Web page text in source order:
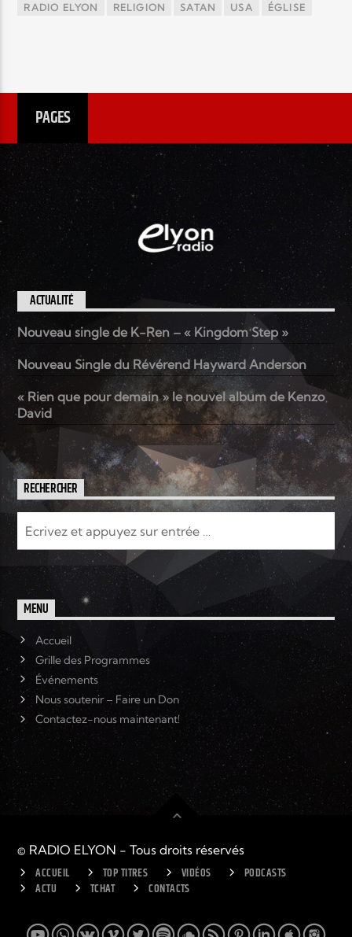
RADIO ELYON RELIGION SATAN USA ÉGLISE
PAGES
ACTUALITÉ
Nouveau single de K-Ren – « Kingdom Step »
Nouveau Single du Révérend Hayward Anderson
« Rien que pour demain » le nouvel album de Kenzo
David
RECHERCHER
MENU
Accueil
Grille des Programmes
Événements
Nous soutenir – Faire un Don
Contactez-nous maintenant!
© RADIO ELYON - Tous droits réservés
ACCUEIL TOP TITRES VIDÉOS
PODCASTS
ACTU
TCHAT CONTACTS